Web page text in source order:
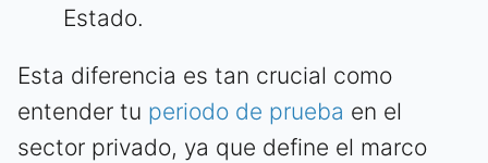
Estado.
Esta diferencia es tan crucial como
entender tu periodo de prueba en el
sector privado, ya que define el marco